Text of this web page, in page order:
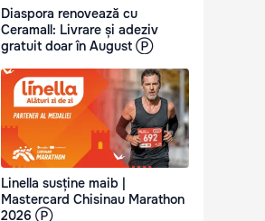
Diaspora renovează cu
Ceramall: Livrare și adeziv
gratuit doar în August Ⓟ
Linella susține maib |
Mastercard Chisinau Marathon
2026 Ⓟ